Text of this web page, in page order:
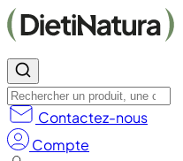
Contactez-nous
Compte